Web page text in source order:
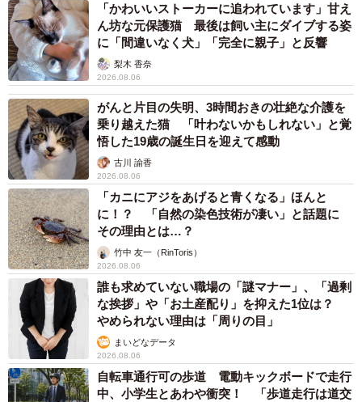
「かわいいストーカーに追われています」甘え
ん坊な元保護猫 最後は飼い主にダイブする姿
に「間違いなく犬」「完全に親子」と反響
梨木 香奈
2026.08.06
がんと片目の失明、3時間おきの壮絶な介護を
乗り越えた猫 「叶わないかもしれない」と覚
悟した19歳の誕生日を迎えて感動
古川 諭香
2026.08.06
「カニにアジをあげると青くなる」ほんと
に！？ 「自然の染色技術が凄い」と話題に
その理由とは…？
竹中 友一（RinToris）
2026.08.06
誰も求めていない職場の「謎マナー」、「過剰
な挨拶」や「お土産配り」を抑えた1位は？
やめられない理由は「周りの目」
まいどなデータ
2026.08.06
自転車通行可の歩道 電動キックボードで走行
中、小学生とあわや衝突！ 「歩道走行は道交